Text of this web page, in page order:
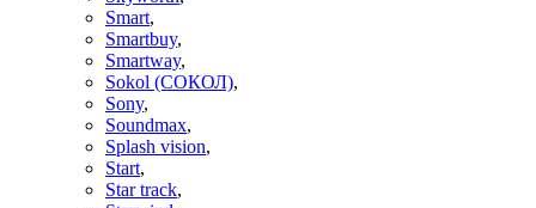
Smart,
Smartbuy,
Smartway,
Sokol (СОКОЛ),
Sony,
Soundmax,
Splash vision,
Start,
Star track,